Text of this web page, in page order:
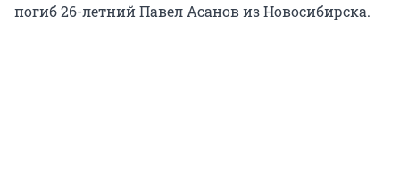
погиб 26-летний Павел Асанов из Новосибирска.